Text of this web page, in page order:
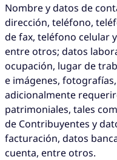
Nombre y datos de
dirección, teléfono,
de fax, teléfono celular
entre otros; datos
ocupación, lugar de
e imágenes,
adicionalmente
patrimoniales, tales
de Contribuyentes y
facturación, datos
cuenta, entre otros.